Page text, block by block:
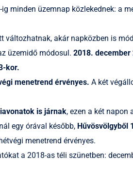
minden üzemnap közlekednek: a
akár napközben is
üzemidő módosul. 2018. december
kor.
menetrend érvényes. A két
is járnak, ezen a két
egy órával később, Hűvösvölgyből
menetrend érvényes.
a 2018-as téli szünetben: